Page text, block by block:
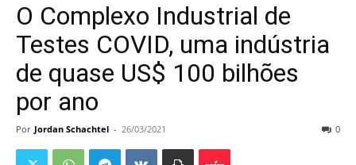
O Complexo Industrial de
Testes COVID, uma indústria
de quase US$ 100 bilhões
por ano
Por Jordan Schachtel - 26/03/2021 0